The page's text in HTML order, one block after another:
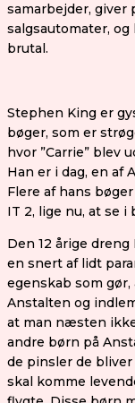
samarbejder,
salgsautomater,
brutal.
Stephen King er
bøger, som er
hvor ”Carrie” blev
Han er i dag, en af
Flere af hans
IT 2, lige nu, at se i
Den 12 årige
en snert af lidt
egenskab som
Anstalten og
at man næsten
andre børn på
de pinsler de
skal komme